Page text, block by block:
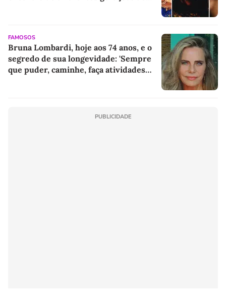
FAMOSOS
Bruna Lombardi, hoje aos 74 anos, e o
segredo de sua longevidade: 'Sempre
que puder, caminhe, faça atividades
PUBLICIDADE